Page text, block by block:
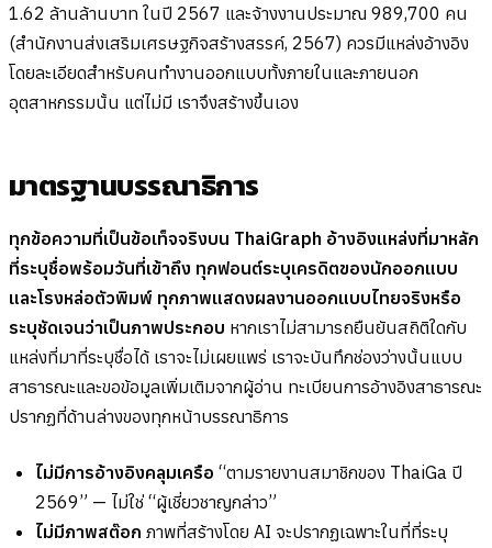
1.62 ล้านล้านบาท ในปี 2567 และจ้างงานประมาณ 989,700 คน
(สำนักงานส่งเสริมเศรษฐกิจสร้างสรรค์, 2567) ควรมีแหล่งอ้างอิง
โดยละเอียดสำหรับคนทำงานออกแบบทั้งภายในและภายนอก
อุตสาหกรรมนั้น แต่ไม่มี เราจึงสร้างขึ้นเอง
มาตรฐานบรรณาธิการ
ทุกข้อความที่เป็นข้อเท็จจริงบน ThaiGraph อ้างอิงแหล่งที่มาหลัก
ที่ระบุชื่อพร้อมวันที่เข้าถึง ทุกฟอนต์ระบุเครดิตของนักออกแบบ
และโรงหล่อตัวพิมพ์ ทุกภาพแสดงผลงานออกแบบไทยจริงหรือ
ระบุชัดเจนว่าเป็นภาพประกอบ หากเราไม่สามารถยืนยันสถิติใดกับ
แหล่งที่มาที่ระบุชื่อได้ เราจะไม่เผยแพร่ เราจะบันทึกช่องว่างนั้นแบบ
สาธารณะและขอข้อมูลเพิ่มเติมจากผู้อ่าน ทะเบียนการอ้างอิงสาธารณะ
ปรากฏที่ด้านล่างของทุกหน้าบรรณาธิการ
ไม่มีการอ้างอิงคลุมเครือ “ตามรายงานสมาชิกของ ThaiGa ปี
2569” — ไม่ใช่ “ผู้เชี่ยวชาญกล่าว”
ไม่มีภาพสต๊อก ภาพที่สร้างโดย AI จะปรากฏเฉพาะในที่ที่ระบุ